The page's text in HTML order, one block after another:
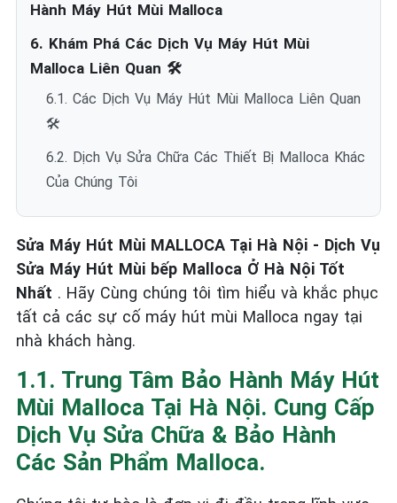
Hành Máy Hút Mùi Malloca
6. Khám Phá Các Dịch Vụ Máy Hút Mùi
Malloca Liên Quan 🛠️
6.1. Các Dịch Vụ Máy Hút Mùi Malloca Liên Quan
🛠️
6.2. Dịch Vụ Sửa Chữa Các Thiết Bị Malloca Khác
Của Chúng Tôi
Sửa Máy Hút Mùi MALLOCA Tại Hà Nội - Dịch Vụ
Sửa Máy Hút Mùi bếp Malloca Ở Hà Nội Tốt
Nhất . Hãy Cùng chúng tôi tìm hiểu và khắc phục
tất cả các sự cố máy hút mùi Malloca ngay tại
nhà khách hàng.
1.1. Trung Tâm Bảo Hành Máy Hút
Mùi Malloca Tại Hà Nội. Cung Cấp
Dịch Vụ Sửa Chữa & Bảo Hành
Các Sản Phẩm Malloca.